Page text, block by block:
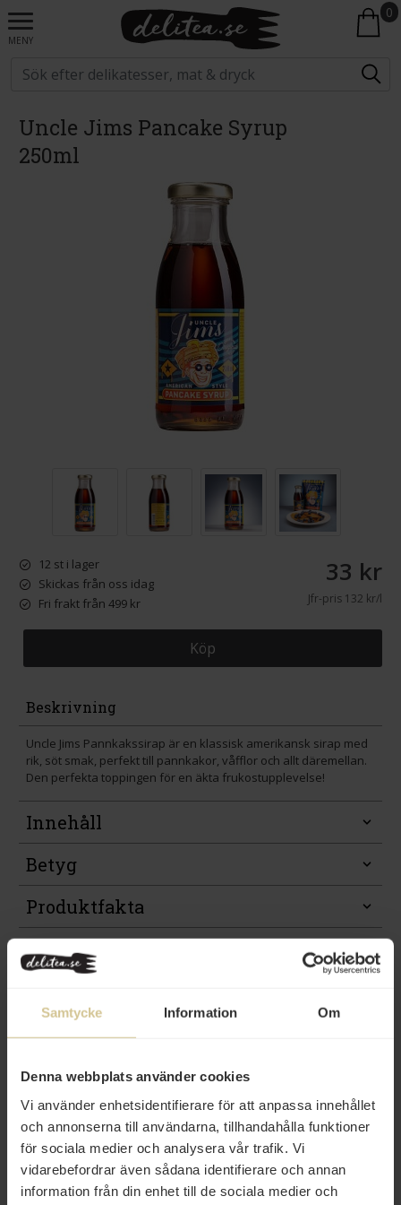
Samtycke Information Om
Denna webbplats använder cookies
Vi använder enhetsidentifierare för att anpassa innehållet
och annonserna till användarna, tillhandahålla funktioner
för sociala medier och analysera vår trafik. Vi
vidarebefordrar även sådana identifierare och annan
information från din enhet till de sociala medier och
MENY
0
Uncle Jims Pancake Syrup
250ml
12 st i lager
Skickas från oss idag
Fri frakt från 499 kr
33 kr
Jfr-pris132 kr/l
Köp
Beskrivning
Uncle Jims Pannkakssirap är en klassisk amerikansk sirap med
rik, söt smak, perfekt till pannkakor, våfflor och allt däremellan.
Den perfekta toppingen för en äkta frukostupplevelse!
Innehåll
Betyg
Produktfakta
Prishistorik
Relaterade varor